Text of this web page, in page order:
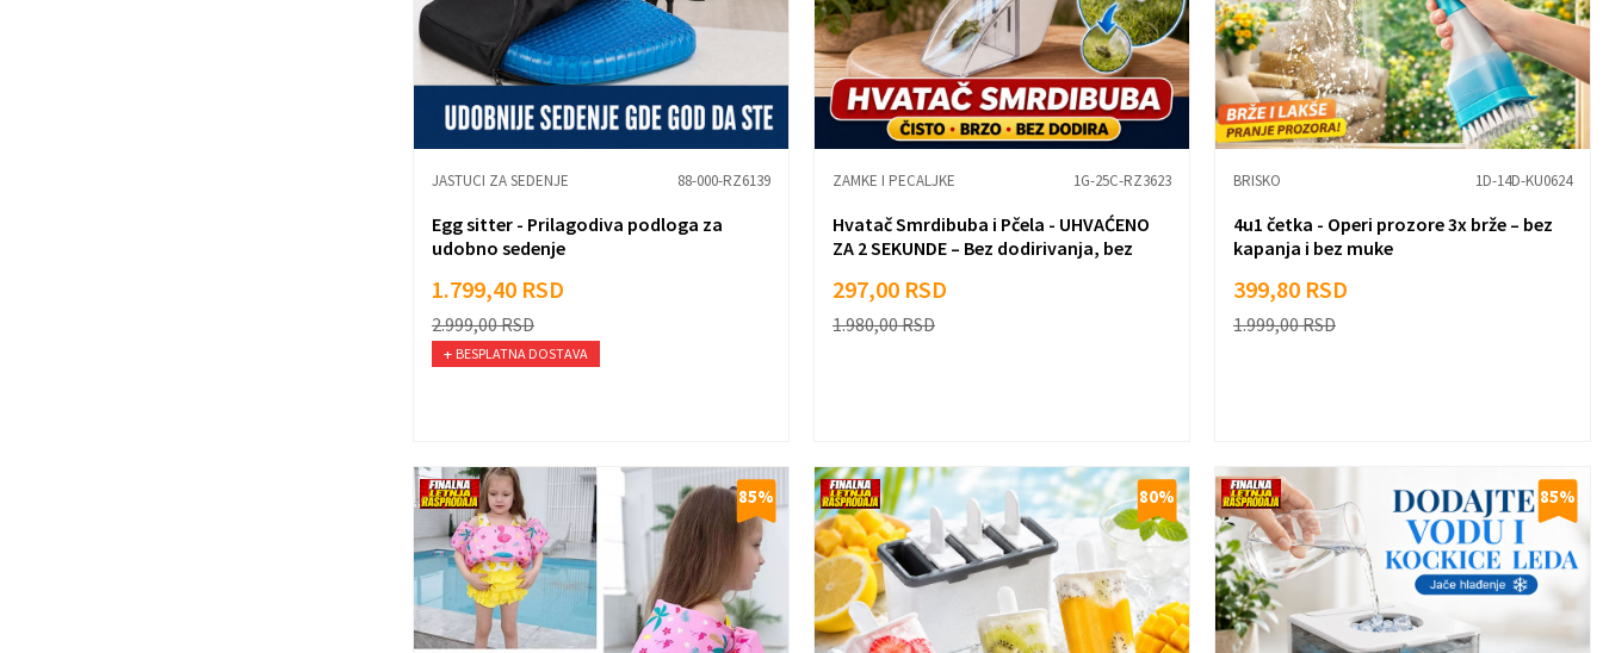
JASTUCI ZA SEDENJE 88-000-RZ6139
Egg sitter - Prilagodiva podloga za
udobno sedenje
1.799,40 RSD
2.999,00RSD
BESPLATNA DOSTAVA
ZAMKE I PECALJKE 1G-25C-RZ3623
Hvatač Smrdibuba i Pčela - UHVAĆENO
ZA 2 SEKUNDE – Bez dodirivanja, bez
297,00 RSD
1.980,00RSD
BRISKO 1D-14D-KU0624
4u1 četka - Operi prozore 3x brže – bez
kapanja i bez muke
399,80 RSD
1.999,00RSD
85% 80% 85%